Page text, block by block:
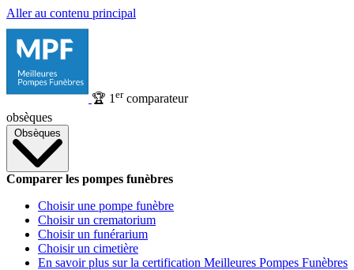
Aller au contenu principal
🏆 1 ercomparateur
obsèques
Obsèques
Comparer les pompes funèbres
Choisir une pompe funèbre
Choisir un crematorium
Choisir un funérarium
Choisir un cimetière
En savoir plus sur la certification Meilleures Pompes Funèbres